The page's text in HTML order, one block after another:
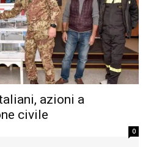
azioni a
civile
0